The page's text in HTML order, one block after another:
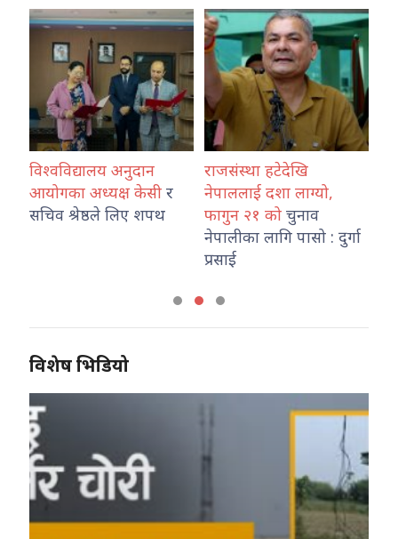
विश्वविद्यालय अनुदान
आयोगका अध्यक्ष केसी र
सचिव श्रेष्ठले लिए शपथ
राजसंस्था हटेदेखि
नेपाललाई दशा लाग्यो,
फागुन २१ को चुनाव
नेपालीका लागि पासो : दुर्गा
प्रसाई
विशेष भिडियो